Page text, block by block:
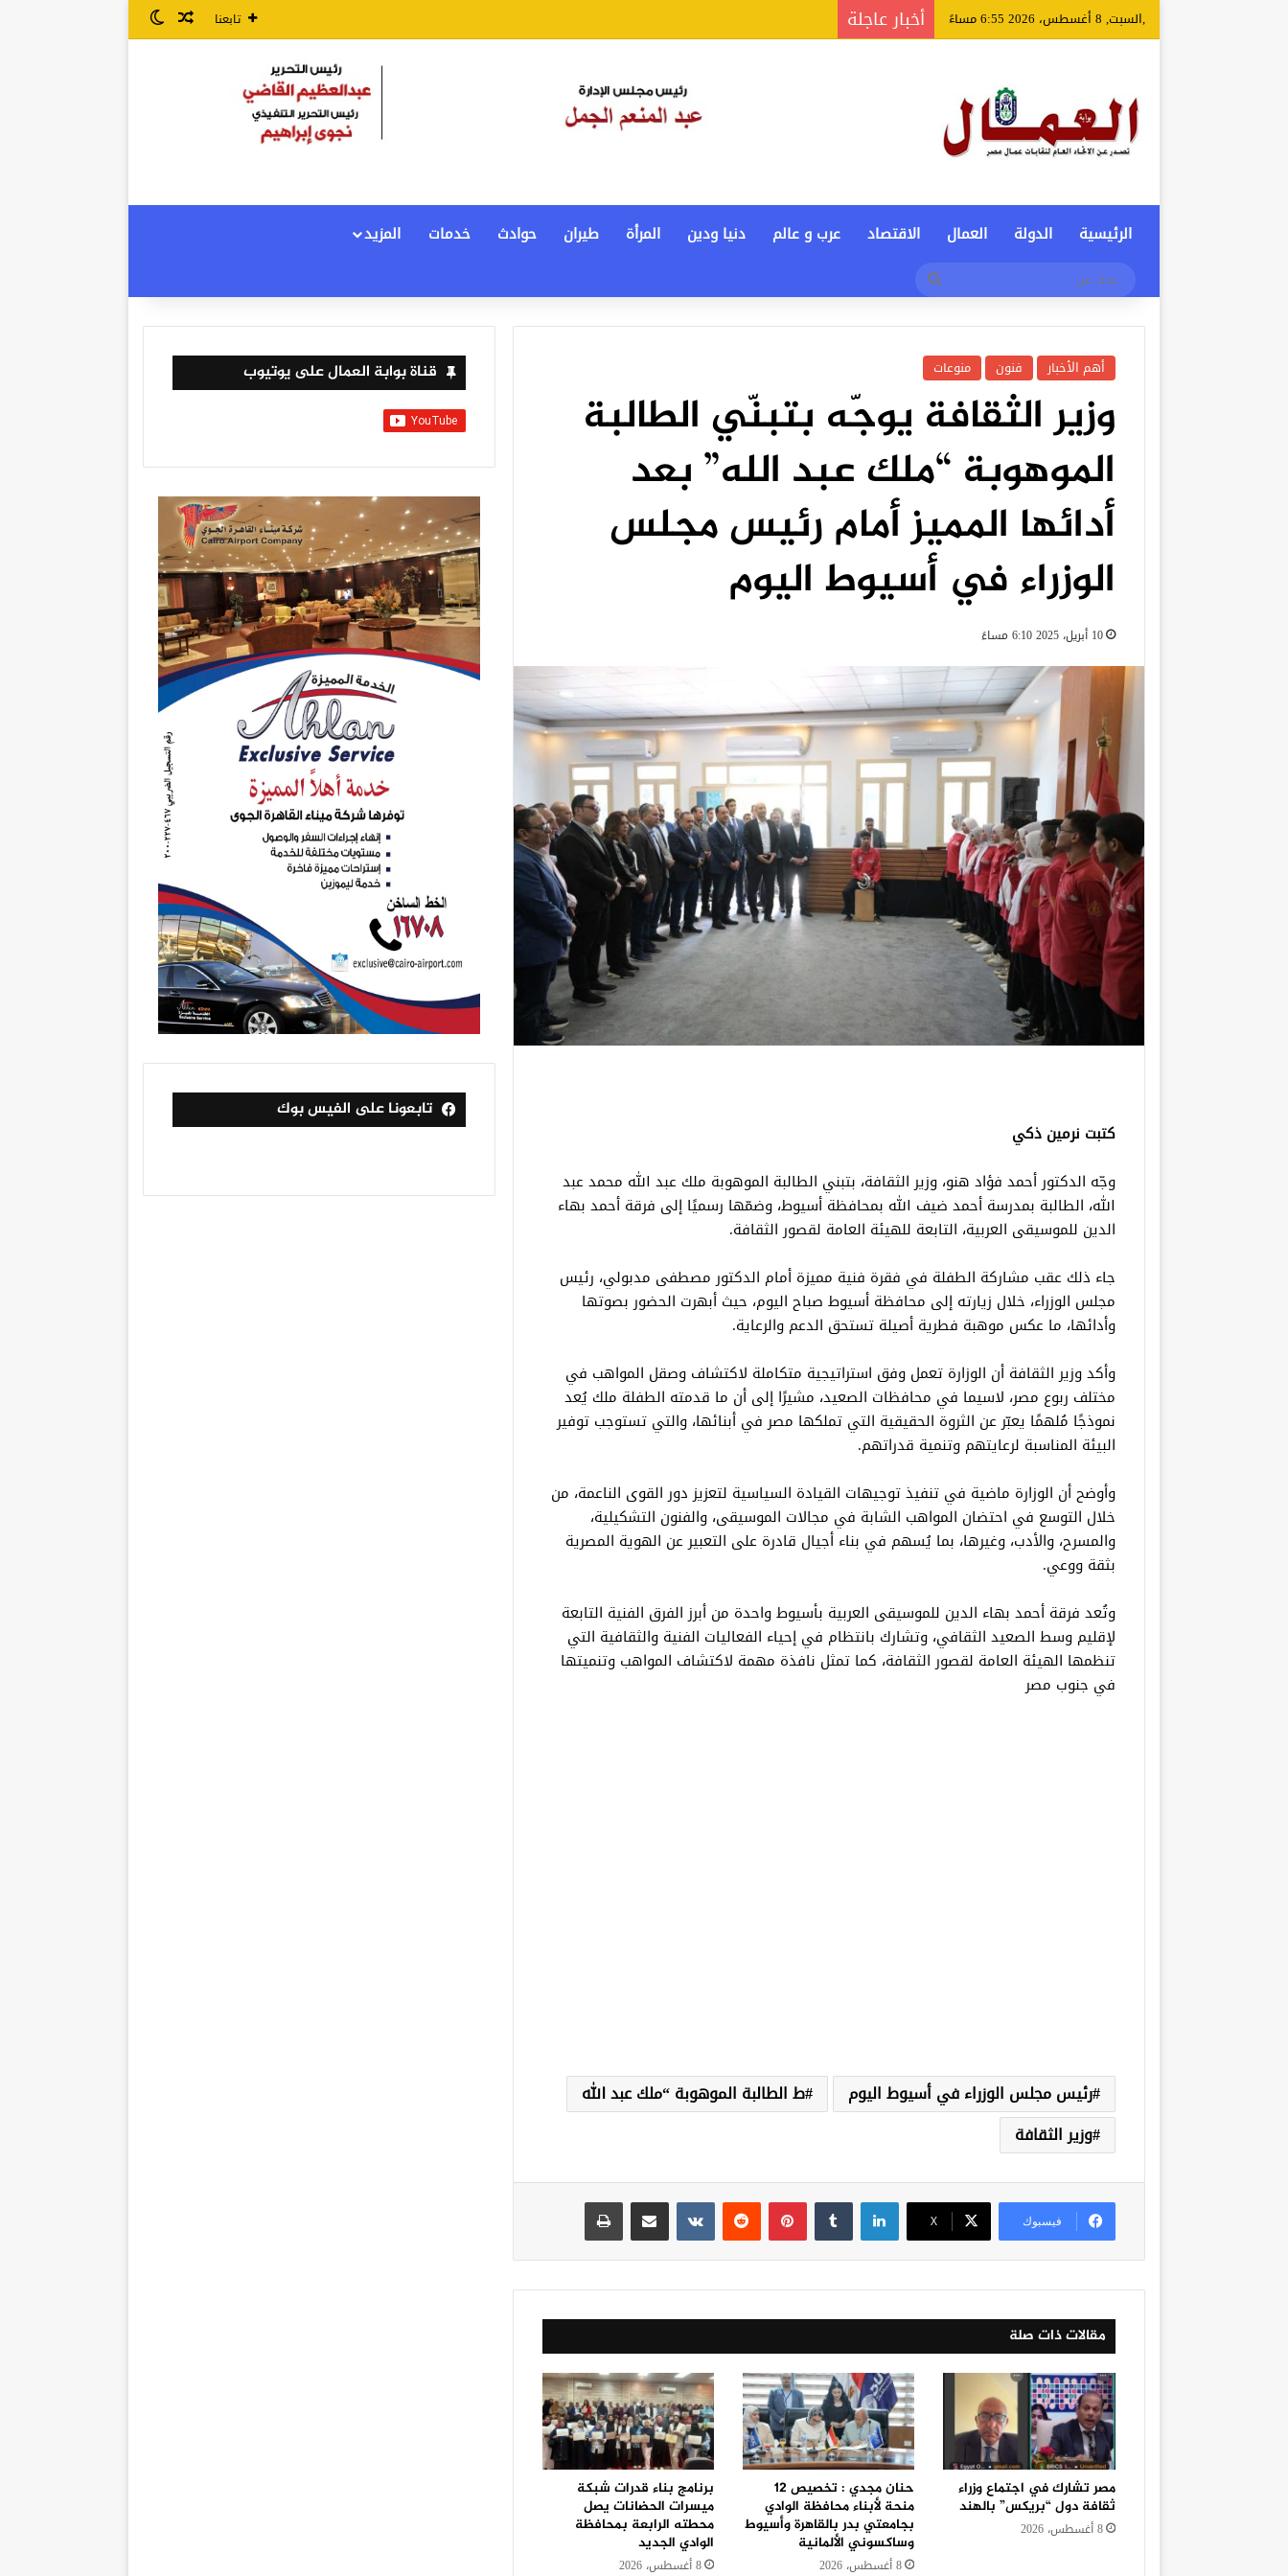
,السبت, 8 أغسطس، 2026 6:55 مساءً أخبار عاجلة تابعنا مقال عشوائي
الوضع المظلم
الرئيسية الدولة العمال الاقتصاد عرب و عالم دنيا ودين المرأة طيران حوادث خدمات
المزيد
أهم الأخبار فنون منوعات
وزير الثقافة يوجّه بتبنّي الطالبة
الموهوبة “ملك عبد الله” بعد
أدائها المميز أمام رئيس مجلس
الوزراء في أسيوط اليوم
10 أبريل، 2025 6:10 مساءً
كتبت نرمين ذكي
وجّه الدكتور أحمد فؤاد هنو، وزير الثقافة، بتبني الطالبة الموهوبة ملك عبد الله محمد عبد
الله، الطالبة بمدرسة أحمد ضيف الله بمحافظة أسيوط، وضمّها رسميًا إلى فرقة أحمد بهاء
الدين للموسيقى العربية، التابعة للهيئة العامة لقصور الثقافة.
جاء ذلك عقب مشاركة الطفلة في فقرة فنية مميزة أمام الدكتور مصطفى مدبولي، رئيس
مجلس الوزراء، خلال زيارته إلى محافظة أسيوط صباح اليوم، حيث أبهرت الحضور بصوتها
وأدائها، ما عكس موهبة فطرية أصيلة تستحق الدعم والرعاية.
وأكد وزير الثقافة أن الوزارة تعمل وفق استراتيجية متكاملة لاكتشاف وصقل المواهب في
مختلف ربوع مصر، لاسيما في محافظات الصعيد، مشيرًا إلى أن ما قدمته الطفلة ملك يُعد
نموذجًا مُلهمًا يعبّر عن الثروة الحقيقية التي تملكها مصر في أبنائها، والتي تستوجب توفير
البيئة المناسبة لرعايتهم وتنمية قدراتهم.
وأوضح أن الوزارة ماضية في تنفيذ توجيهات القيادة السياسية لتعزيز دور القوى الناعمة، من
خلال التوسع في احتضان المواهب الشابة في مجالات الموسيقى، والفنون التشكيلية،
والمسرح، والأدب، وغيرها، بما يُسهم في بناء أجيال قادرة على التعبير عن الهوية المصرية
بثقة ووعي.
وتُعد فرقة أحمد بهاء الدين للموسيقى العربية بأسيوط واحدة من أبرز الفرق الفنية التابعة
لإقليم وسط الصعيد الثقافي، وتشارك بانتظام في إحياء الفعاليات الفنية والثقافية التي
تنظمها الهيئة العامة لقصور الثقافة، كما تمثل نافذة مهمة لاكتشاف المواهب وتنميتها
في جنوب مصر
رئيس مجلس الوزراء في أسيوط اليوم
ط الطالبة الموهوبة “ملك عبد الله
وزير الثقافة
فيسبوك ‫X
لينكدإن بينتيريست
مقالات ذات صلة
مصر تشارك في اجتماع وزراء
ثقافة دول “بريكس” بالهند
8 أغسطس، 2026
حنان مجدي : تخصيص 12
منحة لأبناء محافظة الوادي
بجامعتي بدر بالقاهرة وأسيوط
وساكسوني الألمانية
8 أغسطس، 2026
برنامج بناء قدرات شبكة
ميسرات الحضانات يصل
محطته الرابعة بمحافظة
الوادي الجديد
8 أغسطس، 2026
قناة بوابة العمال على يوتيوب
تابعونا على الفيس بوك